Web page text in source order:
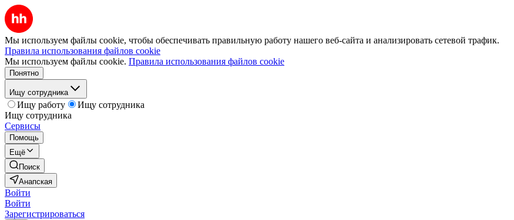
Мы используем файлы cookie, чтобы обеспечивать правильную работу нашего веб-сайта и анализировать сетевой трафик.
Правила использования файлов cookie
Мы используем файлы cookie. Правила использования файлов cookie
Понятно
Ищу сотрудника
Ищу работу
Ищу сотрудника
Ищу сотрудника
Сервисы
Помощь
Ещё
Поиск
Анапская
Войти
Войти
Зарегистрироваться